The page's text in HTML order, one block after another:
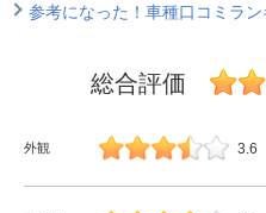
参考になった！車種口コミラ
総合評価
外観 3.6